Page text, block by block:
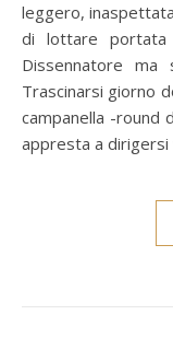
leggero,
di lottare portata
Dissennatore
Trascinarsi giorno
campanella -round
appresta a